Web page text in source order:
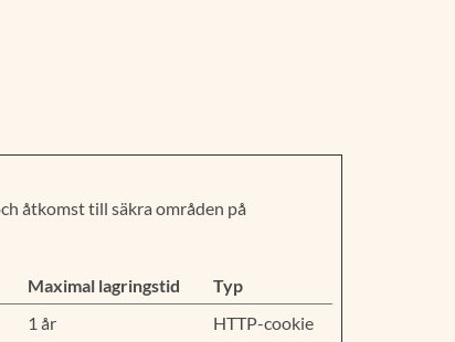
åtkomst till säkra områden på
Maximal lagringstid
Typ
1 år HTTP-cookie